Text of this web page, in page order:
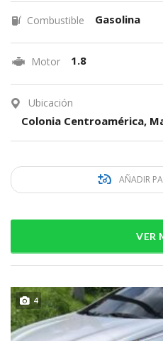
Combustible Gasolina
Motor 1.8
Ubicación
Colonia Centroamérica,
AÑADIR
VER
4